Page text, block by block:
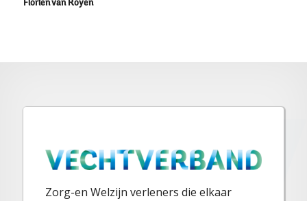
Florien van Royen
Zorg-en Welzijn verleners die elkaar